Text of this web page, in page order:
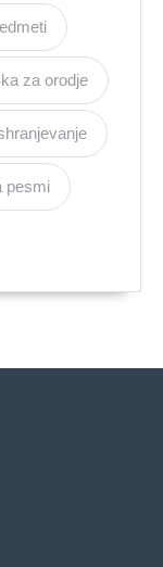
za orodje
pesmi